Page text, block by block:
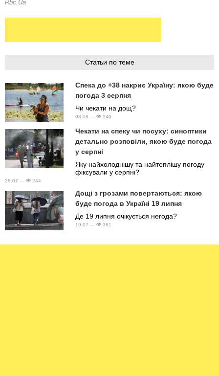
Статьи по теме
Спека до +38 накриє Україну: якою буде
погода 3 серпня
Чи чекати на дощ?
03.08 — 240
Чекати на спеку чи посуху: синоптики
детально розповіли, якою буде погода
у серпні
Яку найхолоднішу та найтеплішу погоду
фіксували у серпні?
28.07 — 244
Дощі з грозами повертаються: якою
буде погода в Україні 19 липня
Де 19 липня очікується негода?
19.07 — 381